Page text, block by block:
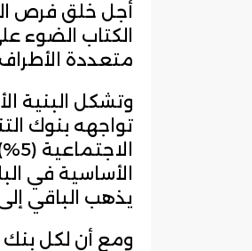
أجل خلق فرص
الكتاب الضوء
متعددة
وتشكل البنية
تواجهه بنوك
يذهب الباقي
ومع أن لكل